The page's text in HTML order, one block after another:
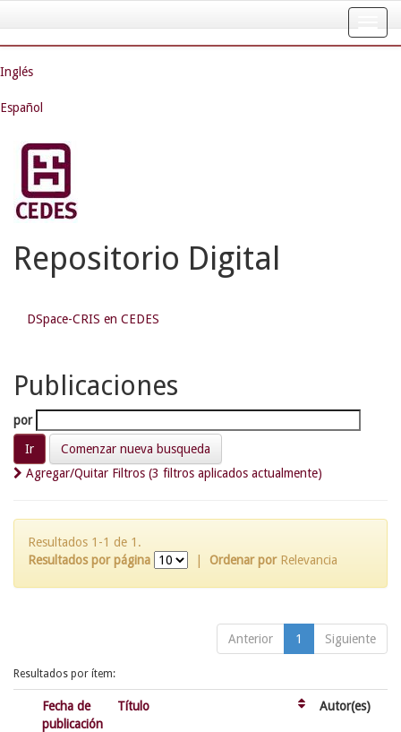
navigation
Inglés
Español
Repositorio Digital
DSpace-CRIS en CEDES
Publicaciones
por
Comenzar nueva busqueda
Agregar/Quitar Filtros (3 filtros aplicados actualmente)
Resultados 1-1 de 1.
Resultados por página
Ordenar por Relevancia
Anterior 1 Siguiente
Resultados por ítem:
Fecha de
publicación
Título Autor(es)